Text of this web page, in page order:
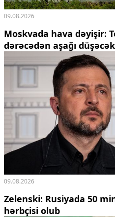
09.08.2026
Moskvada hava dəyişir:
dərəcədən aşağı düşəcək
09.08.2026
Zelenski: Rusiyada 50
hərbçisi olub